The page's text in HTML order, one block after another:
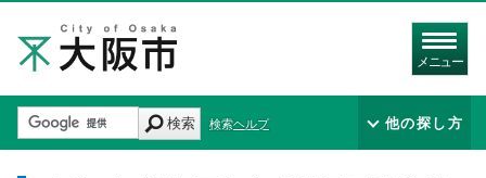
メニュー
検索 検索ヘルプ 他の探し方